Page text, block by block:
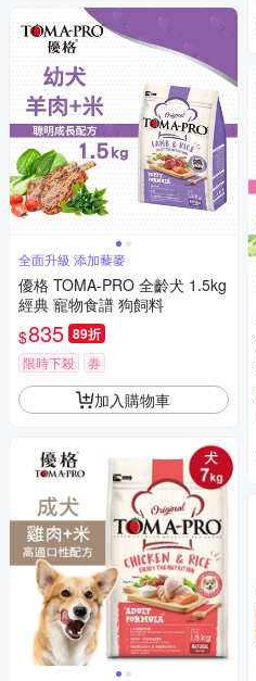
全面升級 添加藜麥
優格 TOMA-PRO 全齡犬 1.5kg
經典 寵物食譜 狗飼料
$835 89折
限時下殺 券
加入購物車